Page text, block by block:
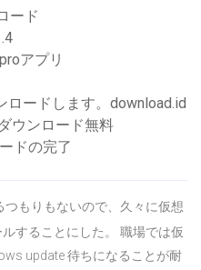
ード
アプリ
ロードします。download.id
ウンロード無料
ドの完了
もりもないので、久々に仮想
することにした。 職場では仮
update 待ちになることが耐